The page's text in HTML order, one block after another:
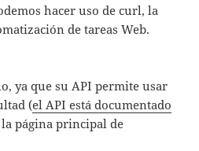
hacer uso de curl, la
de tareas Web.
ya que su API permite usar
(el API está documentado
página principal de